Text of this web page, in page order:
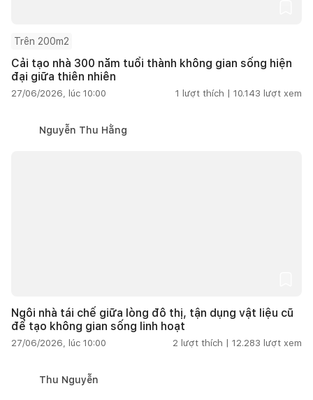
Trên 200m2
Cải tạo nhà 300 năm tuổi thành không gian sống hiện
đại giữa thiên nhiên
27/06/2026, lúc 10:00 1 lượt thích | 10.143 lượt xem
Nguyễn Thu Hằng
Ngôi nhà tái chế giữa lòng đô thị, tận dụng vật liệu cũ
để tạo không gian sống linh hoạt
27/06/2026, lúc 10:00 2 lượt thích | 12.283 lượt xem
Thu Nguyễn